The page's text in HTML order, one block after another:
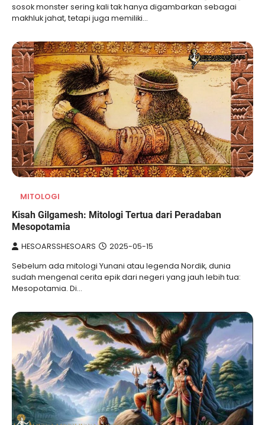
sosok monster sering kali tak hanya digambarkan sebagai
makhluk jahat, tetapi juga memiliki…
MITOLOGI
Kisah Gilgamesh: Mitologi Tertua dari Peradaban
Mesopotamia
HESOARSSHESOARS 2025-05-15
Sebelum ada mitologi Yunani atau legenda Nordik, dunia
sudah mengenal cerita epik dari negeri yang jauh lebih tua:
Mesopotamia. Di…